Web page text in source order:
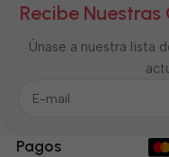
Recibe
Únase a nuestra lista
Pagos